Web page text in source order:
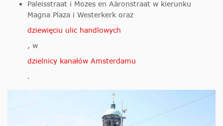
Paleisstraat i Mozes en Aäronstraat w kierunku
Magna Plaza i Westerkerk oraz
dziewięciu ulic handlowych
, w
dzielnicy kanałów Amsterdamu
.